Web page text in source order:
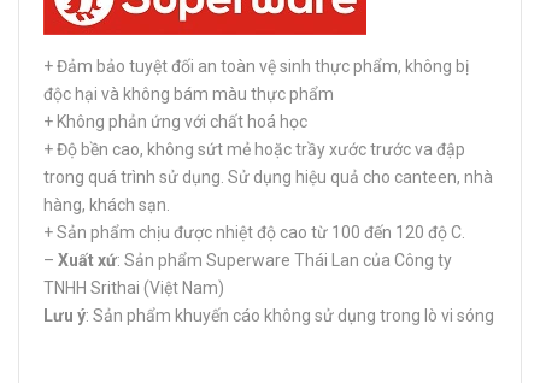
+ Đảm bảo tuyệt đối an toàn vệ sinh thực phẩm, không bị
độc hại và không bám màu thực phẩm
+ Không phản ứng với chất hoá học
+ Độ bền cao, không sứt mẻ hoặc trầy xước trước va đập
trong quá trình sử dụng. Sử dụng hiệu quả cho canteen, nhà
hàng, khách sạn.
+ Sản phẩm chịu được nhiệt độ cao từ 100 đến 120 độ C.
– Xuất xứ: Sản phẩm Superware Thái Lan của Công ty
TNHH Srithai (Việt Nam)
Lưu ý: Sản phẩm khuyến cáo không sử dụng trong lò vi sóng